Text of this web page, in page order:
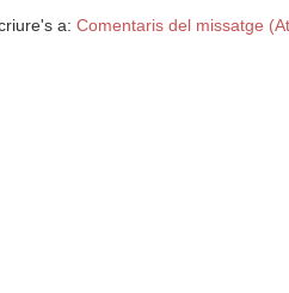
a: Comentaris del missatge